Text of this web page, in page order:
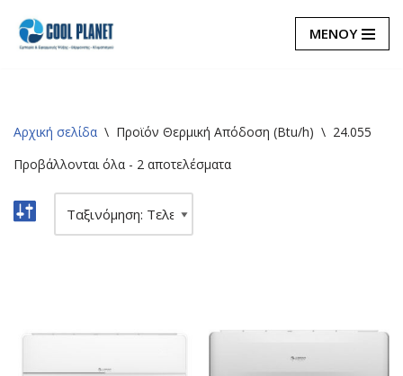
Μεταπηδήστε
ΜΕΝΟΥ
Αρχική σελίδα \ Προϊόν Θερμική Απόδοση (Btu/h) \ 24.055
Προβάλλονται όλα - 2 αποτελέσματα